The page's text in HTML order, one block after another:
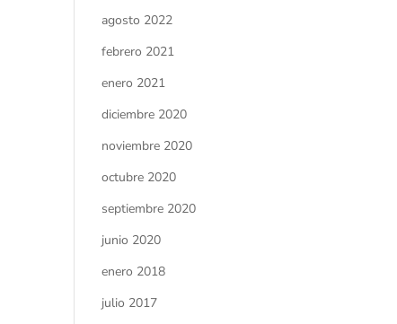
agosto 2022
febrero 2021
enero 2021
diciembre 2020
noviembre 2020
octubre 2020
septiembre 2020
junio 2020
enero 2018
julio 2017